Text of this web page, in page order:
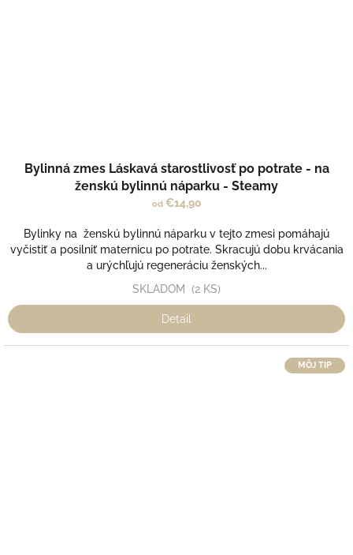
Bylinná zmes Láskavá starostlivosť po potrate - na
ženskú bylinnú náparku - Steamy
od€14,90
Bylinky na ženskú bylinnú náparku v tejto zmesi pomáhajú
vyčistiť a posilniť maternicu po potrate. Skracujú dobu krvácania
a urýchľujú regeneráciu ženských...
SKLADOM (2 KS)
Detail
MÔJ TIP